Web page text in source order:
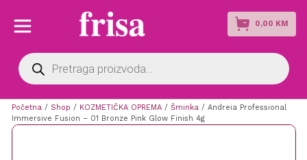
0,00 KM
Products
search
Početna / Shop / KOZMETIČKA OPREMA/ Šminka / Andreia Professional
Immersive Fusion – 01 Bronze Pink Glow Finish 4g